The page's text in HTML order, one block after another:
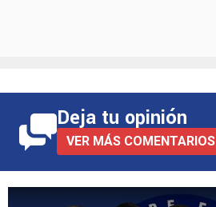
Deja tu opinión
VER MÁS COMENTARIOS